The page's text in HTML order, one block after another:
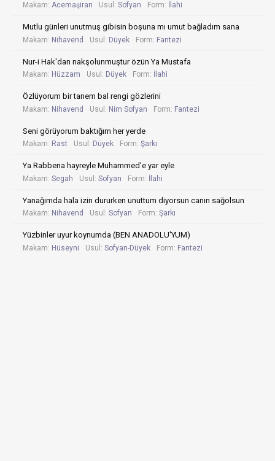
Makam: Acemaşiran Usul: Sofyan Form: İlahi
Mutlu günleri unutmuş gibisin boşuna mı umut bağladım sana
Makam: Nihavend Usul: Düyek Form: Fantezi
Nur-i Hak'dan nakşolunmuştur özün Ya Mustafa
Makam: Hüzzam Usul: Düyek Form: İlahi
Özlüyorum bir tanem bal rengi gözlerini
Makam: Nihavend Usul: Nim Sofyan Form: Fantezi
Seni görüyorum baktığım her yerde
Makam: Rast Usul: Düyek Form: Şarkı
Ya Rabbena hayreyle Muhammed'e yar eyle
Makam: Segah Usul: Sofyan Form: İlahi
Yanağımda hala izin dururken unuttum diyorsun canın sağolsun
Makam: Nihavend Usul: Sofyan Form: Şarkı
Yüzbinler uyur koynumda (BEN ANADOLU'YUM)
Makam: Hüseyni Usul: Sofyan-Düyek Form: Fantezi